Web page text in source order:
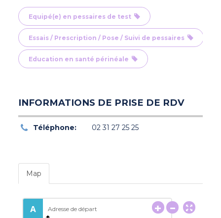
Equipé(e) en pessaires de test
Essais / Prescription / Pose / Suivi de pessaires
Education en santé périnéale
INFORMATIONS DE PRISE DE RDV
Téléphone: 02 31 27 25 25
Map